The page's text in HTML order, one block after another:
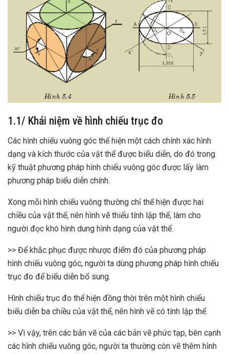
1.1/ Khái niệm về hình chiếu trục đo
Các hình chiếu vuông góc thể hiện một cách chính xác hình
dạng và kích thước của vật thể được biểu diễn, do đó trong
kỹ thuật phương pháp hình chiếu vuông góc được lấy làm
phương pháp biểu diễn chính.
Xong mỗi hình chiếu vuông thường chỉ thể hiện được hai
chiều của vật thể, nên hình vẽ thiếu tính lập thể, làm cho
người đọc khó hình dung hình dạng của vật thể.
>> Để khắc phục được nhược điểm đó của phương pháp
hình chiếu vuông góc, người ta dùng phương pháp hình chiếu
trục đo để biểu diễn bổ sung.
Hình chiếu trục đo thể hiện đồng thời trên một hình chiếu
biểu diễn ba chiều của vật thể, nên hình vẽ có tính lập thể.
>> Vì vậy, trên các bản vẽ của các bản vẽ phức tạp, bên cạnh
các hình chiếu vuông góc, người ta thường còn vẽ thêm hình